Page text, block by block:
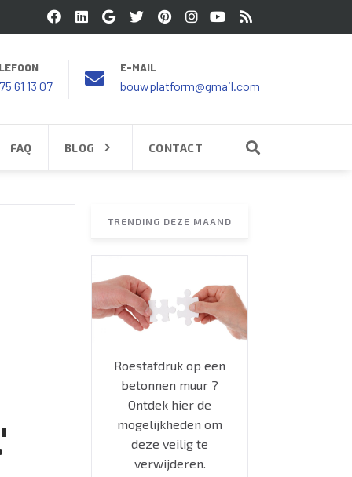
61 13 07
E-MAIL
bouwplatform@gmail.com
FAQ BLOG CONTACT
TRENDING DEZE MAAND
Roestafdruk op een
betonnen muur ?
Ontdek hier de
mogelijkheden om
deze veilig te
verwijderen.